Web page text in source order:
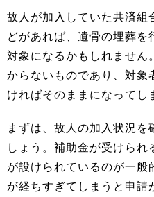
故人が加入していた共済組
どがあれば、遺骨の埋葬
対象になるかもしれません
からないものであり、対象
ければそのままになってし
まずは、故人の加入状況を
しょう。補助金が受けら
が設けられているのが一般
が経ちすぎてしまうと申請